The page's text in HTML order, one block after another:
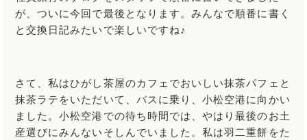
が、ついに今回で最後となります。みんなで順番に書く
と交換日記みたいで楽しいですね♪
さて、私はひがし茶屋のカフェでおいしい抹茶パフェと
抹茶ラテをいただいて、バスに乗り、小松空港に向かい
ました。小松空港での待ち時間では、やはり最後のお土
産選びにみんないそしんでいました。私は羽二重餅をた